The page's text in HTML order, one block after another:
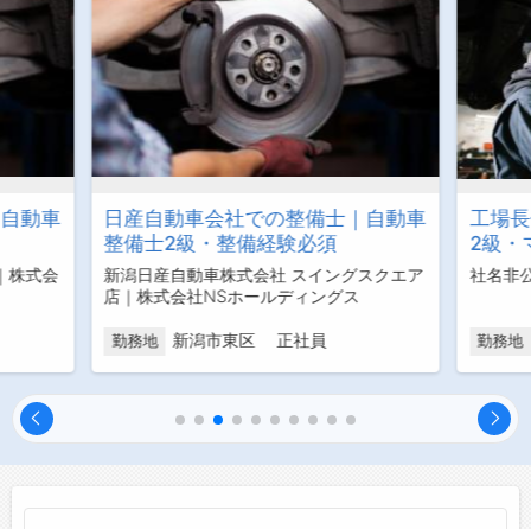
動車
株式会
日産自動車会社での整備士｜自動車
整備士2級・整備経験必須
新潟日産自動車株式会社 スイングスクエア
店｜株式会社NSホールディングス
勤務地 新潟市東区 正社員
工場
2級・
社名非
勤務地